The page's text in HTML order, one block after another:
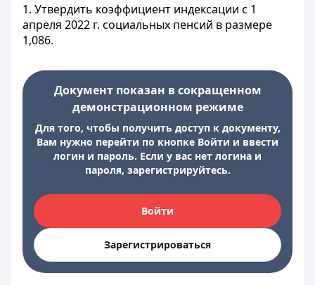
1. Утвердить коэффициент индексации с 1
апреля 2022 г. социальных пенсий в размере
1,086.
Документ показан в сокращенном
демонстрационном режиме
Для того, чтобы получить доступ к документу,
Вам нужно перейти по кнопке Войти и ввести
логин и пароль. Если у вас нет логина и
пароля, зарегистрируйтесь.
Войти
Зарегистрироваться